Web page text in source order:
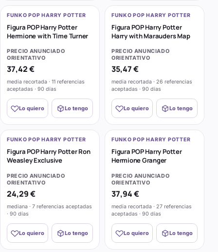
FUNKO POP HARRY POTTER
Figura POP Harry Potter
Hermione with Time Turner
PRECIO ANUNCIADO
ORIENTATIVO
37,42 €
media recortada · 11 referencias
aceptadas · 90 días
Lo quiero Lo tengo
FUNKO POP HARRY POTTER
Figura POP Harry Potter
Harry with Marauders Map
PRECIO ANUNCIADO
ORIENTATIVO
35,47 €
media recortada · 26 referencias
aceptadas · 90 días
Lo quiero Lo tengo
FUNKO POP HARRY POTTER
Figura POP Harry Potter Ron
Weasley Exclusive
PRECIO ANUNCIADO
ORIENTATIVO
24,29 €
mediana · 7 referencias aceptadas
· 90 días
Lo quiero Lo tengo
FUNKO POP HARRY POTTER
Figura POP Harry Potter
Hermione Granger
PRECIO ANUNCIADO
ORIENTATIVO
37,94 €
media recortada · 27 referencias
aceptadas · 90 días
Lo quiero Lo tengo